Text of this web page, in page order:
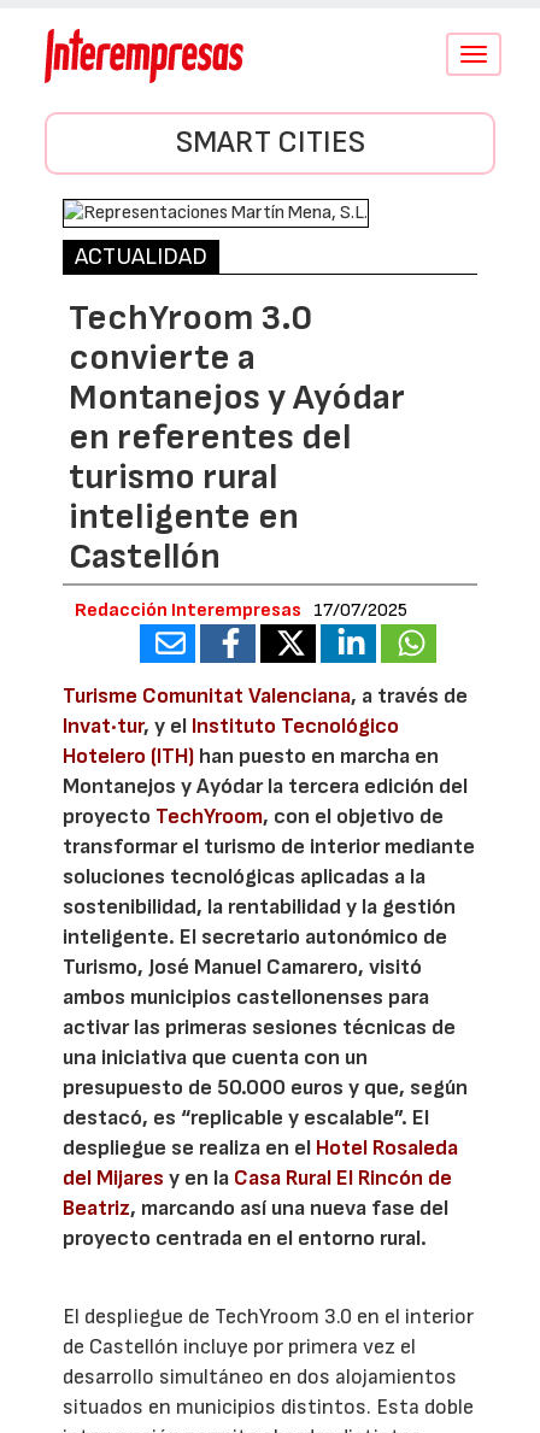
Conmutar
SMART CITIES
ACTUALIDAD
TechYroom 3.0
convierte a
Montanejos y Ayódar
en referentes del
turismo rural
inteligente en
Castellón
Redacción Interempresas 17/07/2025
Turisme Comunitat Valenciana, a través de
Invat·tur, y el Instituto Tecnológico
Hotelero (ITH) han puesto en marcha en
Montanejos y Ayódar la tercera edición del
proyecto TechYroom, con el objetivo de
transformar el turismo de interior mediante
soluciones tecnológicas aplicadas a la
sostenibilidad, la rentabilidad y la gestión
inteligente. El secretario autonómico de
Turismo, José Manuel Camarero, visitó
ambos municipios castellonenses para
activar las primeras sesiones técnicas de
una iniciativa que cuenta con un
presupuesto de 50.000 euros y que, según
destacó, es “replicable y escalable”. El
despliegue se realiza en el Hotel Rosaleda
del Mijares y en la Casa Rural El Rincón de
Beatriz, marcando así una nueva fase del
proyecto centrada en el entorno rural.
El despliegue de TechYroom 3.0 en el interior
de Castellón incluye por primera vez el
desarrollo simultáneo en dos alojamientos
situados en municipios distintos. Esta doble